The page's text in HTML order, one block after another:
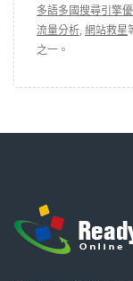
多語多國搜尋引擎
流量分析, 網站救星
之一。